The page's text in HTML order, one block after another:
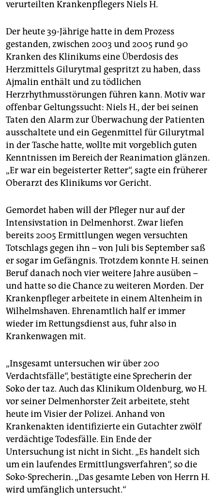
verurteilten Krankenpflegers Niels H.
Der heute 39-Jährige hatte in dem Prozess
gestanden, zwischen 2003 und 2005 rund 90
Kranken des Klinikums eine Überdosis des
Herzmittels Gilurytmal gespritzt zu haben, dass
Ajmalin enthält und zu tödlichen
Herzrhythmusstörungen führen kann. Motiv war
offenbar Geltungssucht: Niels H., der bei seinen
Taten den Alarm zur Überwachung der Patienten
ausschaltete und ein Gegenmittel für Gilurytmal
in der Tasche hatte, wollte mit vorgeblich guten
Kenntnissen im Bereich der Reanimation glänzen.
„Er war ein begeisterter Retter“, sagte ein früherer
Oberarzt des Klinikums vor Gericht.
Gemordet haben will der Pfleger nur auf der
Intensivstation in Delmenhorst. Zwar liefen
bereits 2005 Ermittlungen wegen versuchten
Totschlags gegen ihn – von Juli bis September saß
er sogar im Gefängnis. Trotzdem konnte H. seinen
Beruf danach noch vier weitere Jahre ausüben –
und hatte so die Chance zu weiteren Morden. Der
Krankenpfleger arbeitete in einem Altenheim in
Wilhelmshaven. Ehrenamtlich half er immer
wieder im Rettungsdienst aus, fuhr also in
Krankenwagen mit.
„Insgesamt untersuchen wir über 200
Verdachtsfälle“, bestätigte eine Sprecherin der
Soko der taz. Auch das Klinikum Oldenburg, wo H.
vor seiner Delmenhorster Zeit arbeitete, steht
heute im Visier der Polizei. Anhand von
Krankenakten identifizierte ein Gutachter zwölf
verdächtige Todesfälle. Ein Ende der
Untersuchung ist nicht in Sicht. „Es handelt sich
um ein laufendes Ermittlungsverfahren“, so die
Soko-Sprecherin. „Das gesamte Leben von Herrn H.
wird umfänglich untersucht.“